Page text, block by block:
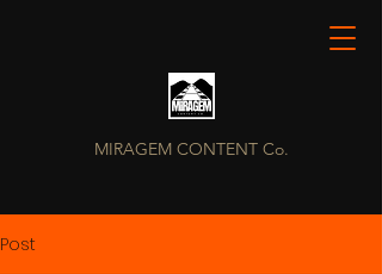
MIRAGEM CONTENT Co.
Post